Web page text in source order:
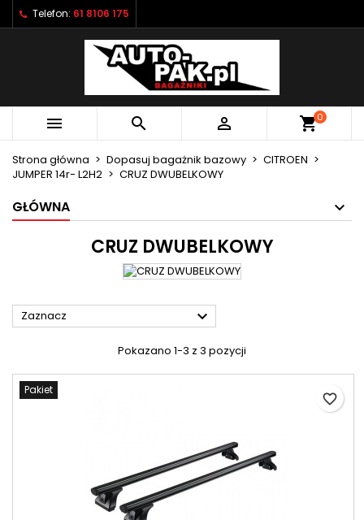
Telefon: 61 8106 175
   shopping_cart0
Strona główna Dopasuj bagażnik bazowy
CITROEN
JUMPER 14r- L2H2
CRUZ DWUBELKOWY
GŁÓWNA
CRUZ DWUBELKOWY
Zaznacz 
Pokazano 1-3 z 3 pozycji
Pakiet
favorite_border
Moje listy życzeń ×
Utwórz nową listę
((modalTitle)) ×
((confirmMessage))
((cancelText)) ((modalDeleteText))
Utwórz listę życzeń ×
Nazwa listy życzeń
Anuluj Utwórz listę życzeń
Zaloguj się ×
Musisz być zalogowany by zapisać produkty na
swojej liście życzeń.
Anuluj Zaloguj się